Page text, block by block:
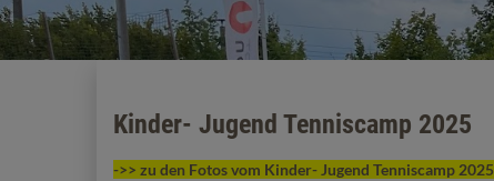
Kinder- Jugend Tenniscamp 2025
->> zu den Fotos vom Kinder- Jugend Tenniscamp 2025